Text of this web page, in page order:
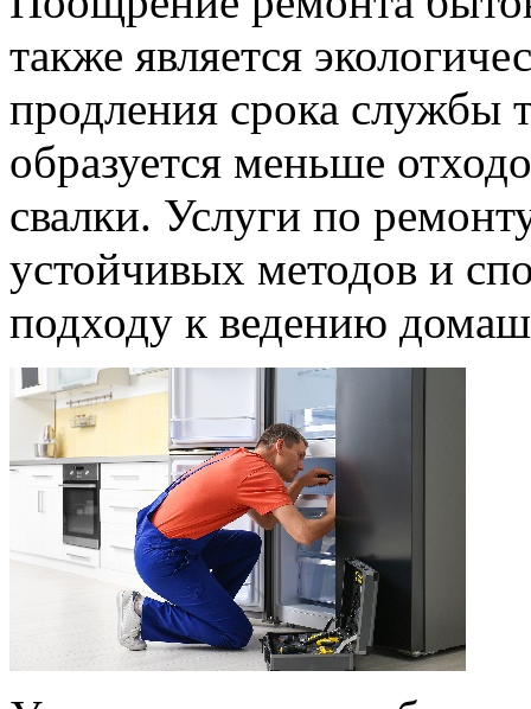
также является
продления срока службы
образуется меньше
свалки. Услуги по
устойчивых методов и
подходу к ведению